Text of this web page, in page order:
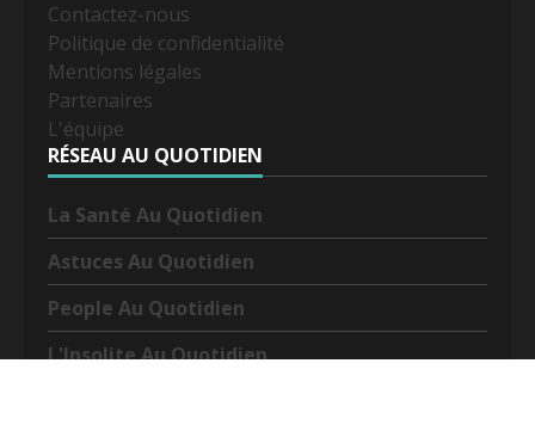
Contactez-nous
Politique de confidentialité
Mentions légales
Partenaires
L'équipe
RÉSEAU AU QUOTIDIEN
La Santé Au Quotidien
Astuces Au Quotidien
People Au Quotidien
L'Insolite Au Quotidien